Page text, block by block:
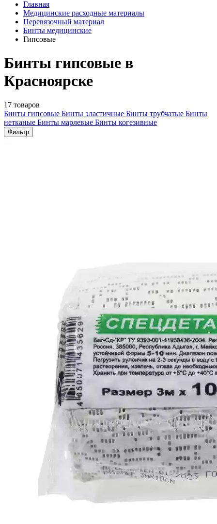
Главная
Медицинские расходные материалы
Перевязочный материал
Бинты медицинские
Гипсовые
Бинты гипсовые в
Красноярске
17 товаров
Бинты гипсовые Бинты эластичные Бинты трубчатые Бинты
нетканые Бинты марлевые Бинты когезивные
Фильтр